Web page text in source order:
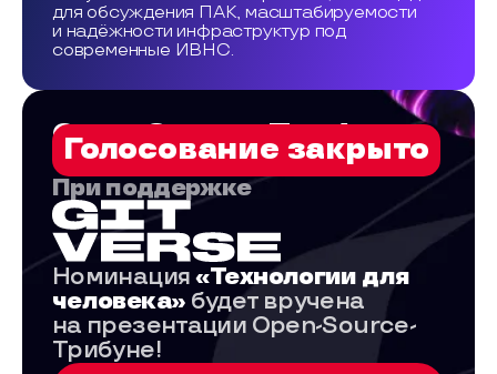
для обсуждения ПАК, масштабируемости
и надёжности инфраструктур под
современные ИВНС.
Open-Source-Трибуна
Голосование закрыто
При поддержке
Номинация «Технологии для
человека» будет вручена
на презентации Open-Source-
Трибуне!